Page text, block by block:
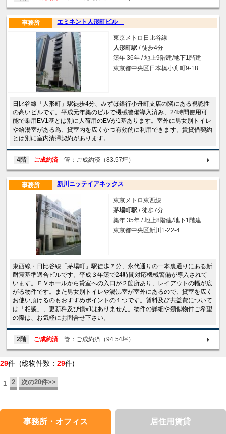
エミネント人形町ビル
事務所
東京メトロ日比谷線
人形町駅 / 徒歩4分
築年 36年 / 地上9階建/地下1階建
東京都中央区日本橋小舟町9-18
日比谷線「人形町」駅徒歩4分、みずほ銀行小舟町支店の隣にある視認性
の高いビルです。平成元年築のビルで機械警備導入済み、24時間使用可
能で乗用EV1基とは別に人荷用のEVが1基あります。室外に男女別トイレ
や給湯室がある為、貸室内を広くかつ有効的に利用できます。賃貸借契約
とは別に室内清掃契約があります。
4階 ご成約済 管：ご成約済（83.57坪）
新川ニッテイアネックス
事務所
東京メトロ東西線
茅場町駅 / 徒歩7分
築年 35年 / 地上8階建/地下1階建
東京都中央区新川1-22-4
東西線・日比谷線「茅場町」駅徒歩７分、永代通りの一本裏通りにある新
耐震基準適合ビルです。平成３年築で24時間対応機械警備が導入されて
います。ＥＶホールから貸室への入口が２箇所あり、レイアウトの幅が広
がる物件です。また男女別トイレや湯沸室が室外にあるので、貸室を広く
お使い頂けるのもおすすめポイントの１つです。賃料及び共益費について
は「相談」、更新料及び償却はありません。物件の詳細や類似物件ご希望
の際は、お気軽にお問合せ下さい。
2階 ご成約済 管：ご成約済（94.54坪）
29件 (総物件数： 29件)
1 2 次の20件>>
事務所・オフィス 居住用賃貸